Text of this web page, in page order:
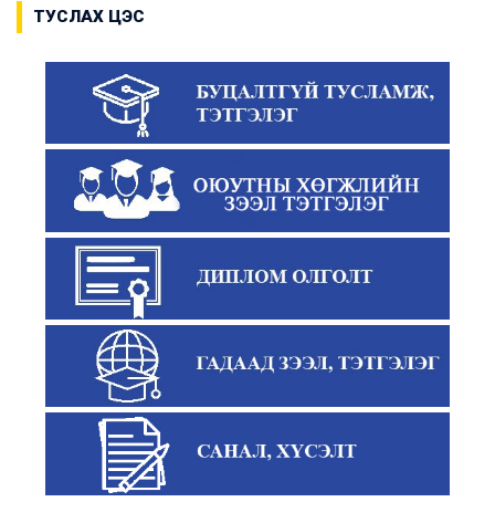
ТУСЛАХ ЦЭС